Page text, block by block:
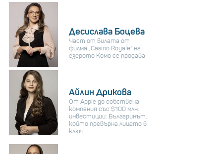
Десислава Боцева
Част от вилата от
филма „Casino Royale“ на
езерото Комо се продава
Айлин Дрикова
От Apple до собствена
компания със $100 млн.
инвестиции: Българинът,
който превърна лицето в
ключ